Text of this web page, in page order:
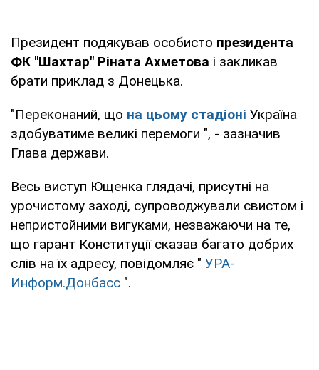
Президент подякував особисто президента
ФК "Шахтар" Ріната Ахметова і закликав
брати приклад з Донецька.
"Переконаний, що на цьому стадіоні Україна
здобуватиме великі перемоги ", - зазначив
Глава держави.
Весь виступ Ющенка глядачі, присутні на
урочистому заході, супроводжували свистом і
непристойними вигуками, незважаючи на те,
що гарант Конституції сказав багато добрих
слів на їх адресу, повідомляє " УРА-
Информ.Донбасс ".